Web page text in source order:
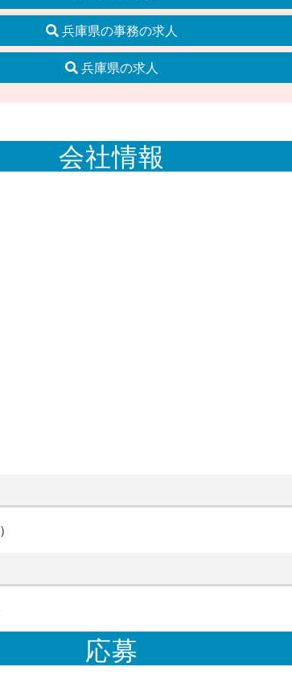
兵庫県の事務の求人
兵庫県の求人
会社情報
応募